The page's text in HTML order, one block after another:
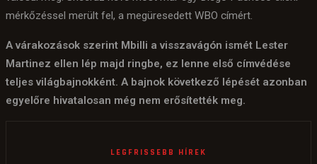
mérkőzéssel merült fel, a megüresedett WBO címért.
A várakozások szerint Mbilli a visszavágón ismét Lester
Martinez ellen lép majd ringbe, ez lenne első címvédése
teljes világbajnokként. A bajnok következő lépését azonban
egyelőre hivatalosan még nem erősítették meg.
LEGFRISSEBB HÍREK